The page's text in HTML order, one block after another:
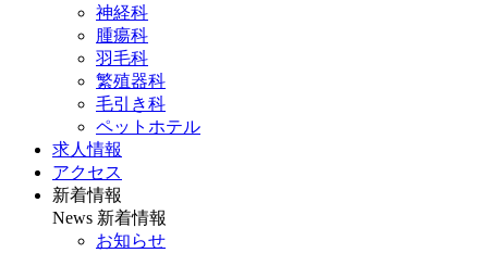
神経科
腫瘍科
羽毛科
繁殖器科
毛引き科
ペットホテル
求人情報
アクセス
新着情報
News 新着情報
お知らせ